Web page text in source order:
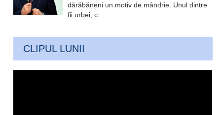
dărăbăneni un motiv de mândrie. Unul dintre
fii urbei, c...
CLIPUL LUNII